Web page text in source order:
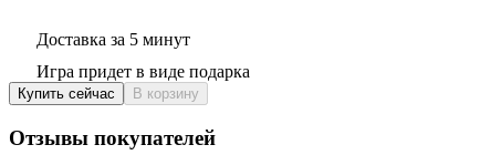
Доставка за 5 минут
Игра придет в виде подарка
Купить сейчас В корзину
Отзывы покупателей